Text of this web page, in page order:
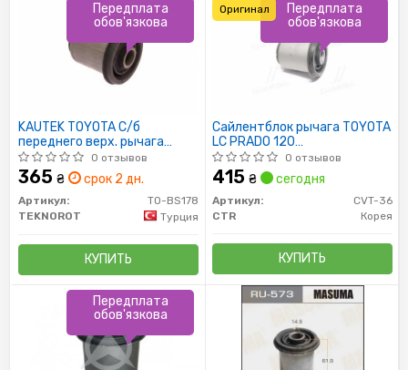
KAUTEK TOYOTA С/б
переднего верх. рычага
Landcruiser 120 02-
0 отзывов
365 ₴ срок 2 дн.
Артикул:
TO-BS178
TEKNOROT
Турция
КУПИТЬ
Передплата
обов'язкова
Сайлентблок рычага TOYOTA
LC PRADO 120
GRJ12#/KDJ12# 02-09 ВЕРХ
(пр-во CTR)
0 отзывов
415 ₴ сегодня
Артикул:
CVT-36
CTR
Корея
КУПИТЬ
Передплата
обов'язкова
Оригинал
Передплата
обов'язкова